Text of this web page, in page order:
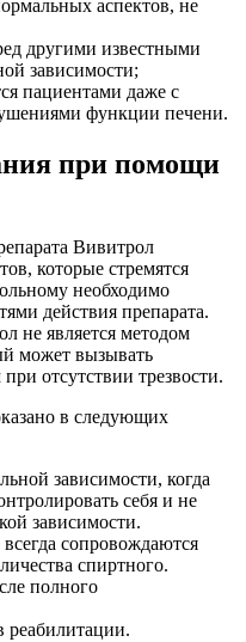
аспектов, не
другими известными
зависимости;
пациентами даже с
функции печени.
при помощи
Вивитрол
которые стремятся
необходимо
действия препарата.
не является методом
может вызывать
отсутствии трезвости.
в следующих
зависимости, когда
себя и не
зависимости.
сопровождаются
спиртного.
полного
реабилитации.